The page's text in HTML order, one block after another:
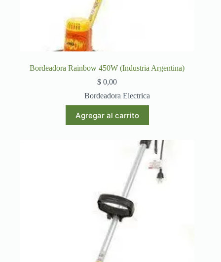
Bordeadora Rainbow 450W (Industria Argentina)
$ 0,00
Bordeadora Electrica
Agregar al carrito